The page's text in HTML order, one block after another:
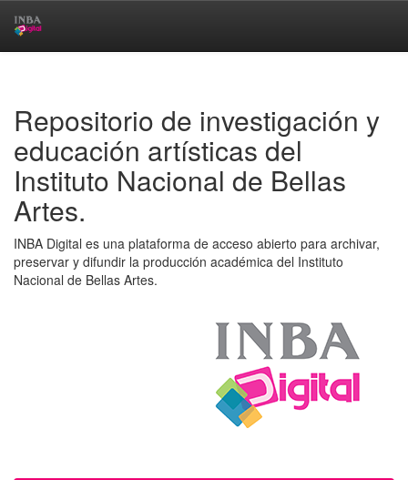
Repositorio de investigación y
educación artísticas del
Instituto Nacional de Bellas
Artes.
INBA Digital es una plataforma de acceso abierto para archivar,
preservar y difundir la producción académica del Instituto
Nacional de Bellas Artes.